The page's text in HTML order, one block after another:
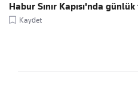
Habur Sınır Kapısı'nda günlük
Kaydet